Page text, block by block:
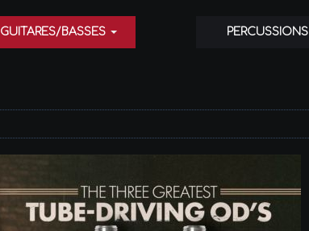
GUITARES/BASSES PERCUSSIONS